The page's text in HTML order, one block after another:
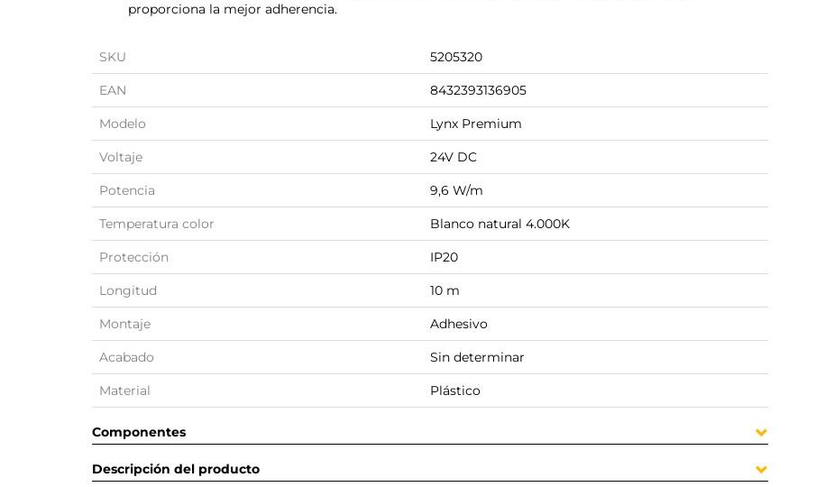
proporciona la mejor adherencia.
SKU 5205320
EAN 8432393136905
Modelo Lynx Premium
Voltaje 24V DC
Potencia 9,6 W/m
Temperatura color Blanco natural 4.000K
Protección IP20
Longitud 10 m
Montaje Adhesivo
Acabado Sin determinar
Material Plástico
Componentes
Descripción del producto